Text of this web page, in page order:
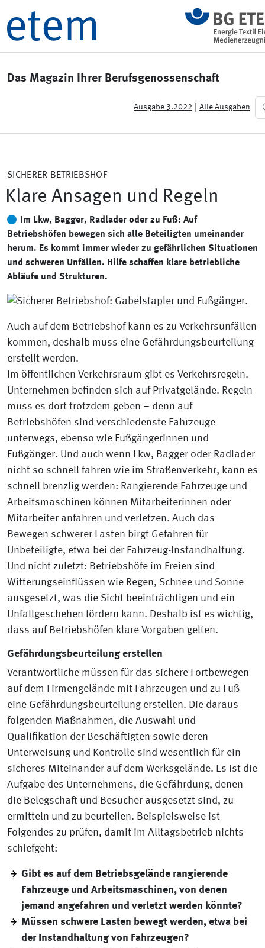
Das Magazin Ihrer Berufsgenossenschaft
Ausgabe 3.2022 Alle Ausgaben
SICHERER BETRIEBSHOF
Klare Ansagen und Regeln
Im Lkw, Bagger, Radlader oder zu Fuß: Auf
Betriebshöfen bewegen sich alle Beteiligten umeinander
herum. Es kommt immer wieder zu gefährlichen Situationen
und schweren Unfällen. Hilfe schaffen klare betriebliche
Abläufe und Strukturen.
Auch auf dem Betriebshof kann es zu Verkehrsunfällen
kommen, deshalb muss eine Gefährdungsbeurteilung
erstellt werden.
Im öffentlichen Verkehrsraum gibt es Verkehrsregeln.
Unternehmen befinden sich auf Privatgelände. Regeln
muss es dort trotzdem geben – denn auf
Betriebshöfen sind verschiedenste Fahrzeuge
unterwegs, ebenso wie Fußgängerinnen und
Fußgänger. Und auch wenn Lkw, Bagger oder Radlader
nicht so schnell fahren wie im Straßenverkehr, kann es
schnell brenzlig werden: Rangierende Fahrzeuge und
Arbeitsmaschinen können Mitarbeiterinnen oder
Mitarbeiter anfahren und verletzen. Auch das
Bewegen schwerer Lasten birgt Gefahren für
Unbeteiligte, etwa bei der Fahrzeug-Instandhaltung.
Und nicht zuletzt: Betriebshöfe im Freien sind
Witterungseinflüssen wie Regen, Schnee und Sonne
ausgesetzt, was die Sicht beeinträchtigen und ein
Unfallgeschehen fördern kann. Deshalb ist es wichtig,
dass auf Betriebshöfen klare Vorgaben gelten.
Gefährdungsbeurteilung erstellen
Verantwortliche müssen für das sichere Fortbewegen
auf dem Firmengelände mit Fahrzeugen und zu Fuß
eine Gefährdungsbeurteilung erstellen. Die daraus
folgenden Maßnahmen, die Auswahl und
Qualifikation der Beschäftigten sowie deren
Unterweisung und Kontrolle sind wesentlich für ein
sicheres Miteinander auf dem Werksgelände. Es ist die
Aufgabe des Unternehmens, die Gefährdung, denen
die Belegschaft und Besucher ausgesetzt sind, zu
ermitteln und zu beurteilen. Beispielsweise ist
Folgendes zu prüfen, damit im Alltagsbetrieb nichts
schiefgeht:
Gibt es auf dem Betriebsgelände rangierende
Fahrzeuge und Arbeitsmaschinen, von denen
jemand angefahren und verletzt werden könnte?
Müssen schwere Lasten bewegt werden, etwa bei
der Instandhaltung von Fahrzeugen?